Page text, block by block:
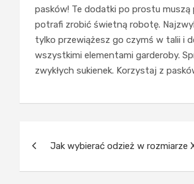
pasków! Te dodatki po prostu
potrafi zrobić świetną robotę.
tylko przewiążesz go czymś w talii i
wszystkimi elementami garderoby.
zwykłych sukienek. Korzystaj z
Jak wybierać odzież w rozmiarze